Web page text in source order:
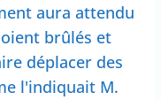
aura attendu
brûlés et
déplacer des
l'indiquait M.